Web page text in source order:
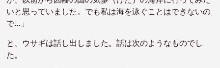
いと思っていました。でも私は海を泳ぐことはできないの
で…」
と、ウサギは話し出しました。話は次のようなものでし
た。